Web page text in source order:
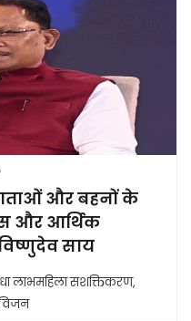
और बहनों के
और आर्थिक
साय
लाभमहिला सशक्तिकरण,